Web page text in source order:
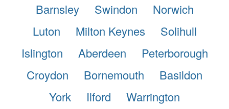
Barnsley
Swindon
Norwich
Luton
Milton Keynes
Solihull
Islington
Aberdeen
Peterborough
Croydon
Bornemouth
Basildon
York
Ilford
Warrington